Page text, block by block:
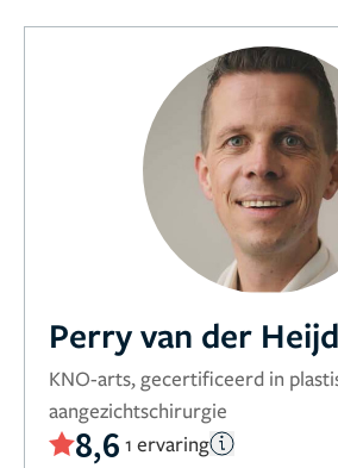
Perry van der
KNO-arts, gecertificeerd in
aangezichtschirurgie
8,6 1 ervaring